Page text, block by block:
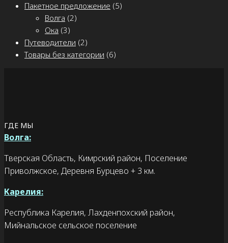
Пакетное предложение (5)
Волга (2)
Ока (3)
Путеводители (2)
Товары без категории (6)
ГДЕ МЫ
Волга:
Тверская Область, Кимрский район, Поселение
Приволжское, Деревня Бурцево + 3 км.
Карелия:
Республика Карелия, Лахденпохский район,
Мийнальское сельское поселение